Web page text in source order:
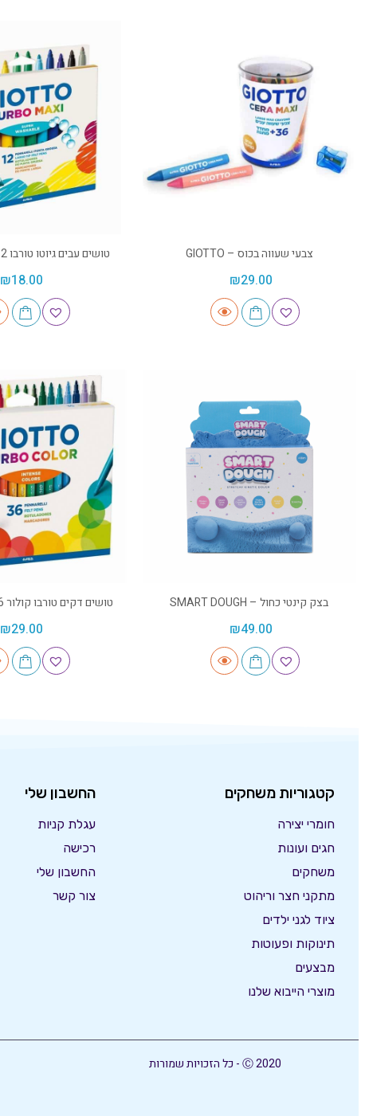
צבעי שעווה בכוס – GIOTTO
₪29.00
טושים עבים גיוטו טורבו 12 יח' – GIOTTO
₪18.00
בצק קינטי כחול – SMART DOUGH
₪49.00
טושים דקים טורבו קולור 36 יח' – GIOTTO
₪29.00
קטגוריות משחקים
חומרי יצירה
חגים ועונות
משחקים
מתקני חצר וריהוט
ציוד לגני ילדים
תינוקות ופעוטות
מבצעים
מוצרי הייבוא שלנו
החשבון שלי
עגלת קניות
רכישה
החשבון שלי
צור קשר
Ⓒ 2020 - כל הזכויות שמורות